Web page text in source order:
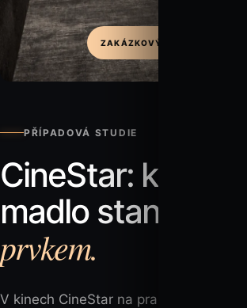
ZAKÁZKOVÝ DETAIL / FUNKCE
PŘÍPADOVÁ STUDIE
CineStar: když se
madlo stane
prvkem.
V kinech CineStar na pražském